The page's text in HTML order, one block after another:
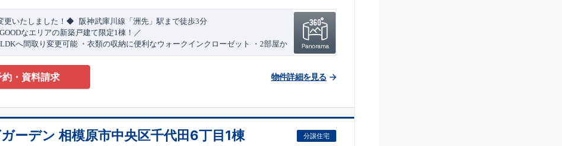
更いたしました！◆​ 阪神武庫川線 「洲先」駅まで徒歩3分
なエリアの新築戸建て限定1棟！／
LDKへ間取り変更可能 ・衣類の収納に便利なウォークインクローゼット
・2部屋か
る続きバルコニー ・デザインと機能性を兼ね備えたオープンサニタリーirodori
体を見渡せる対面キッチン
(税込)で設置可能！
と特設ページにジャンプします↓
」が受賞いたしました！ ○耐震等級最高等級3 ・数百年に一度の地震に耐える
内覧可能です！
約・資料請求 物件詳細を見る
ーデン 相模原市中央区千代田6丁目1棟 分譲住宅